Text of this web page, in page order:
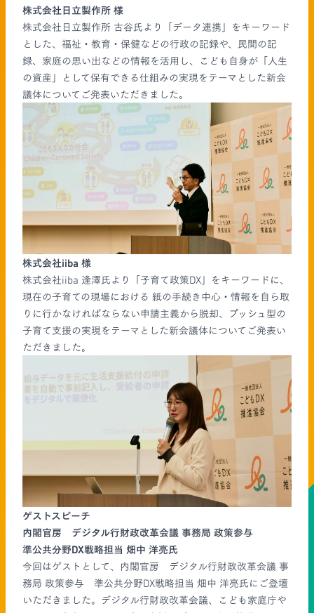
株式会社日立製作所 様
株式会社日立製作所 古谷氏より「データ連携」をキーワード
とした、福祉・教育・保健などの行政の記録や、民間の記
録、家庭の思い出などの情報を活用し、こども自身が「人生
の資産」として保有できる仕組みの実現をテーマとした新会
議体についてご発表いただきました。
株式会社iiba 様
株式会社iiba 逢澤氏より「子育て政策DX」をキーワードに、
現在の子育ての現場における 紙の手続き中心・情報を自ら取
りに行かなければならない申請主義から脱却、プッシュ型の
子育て支援の実現をテーマとした新会議体についてご発表い
ただきました。
ゲストスピーチ
内閣官房 デジタル行財政改革会議 事務局 政策参与
準公共分野DX戦略担当 畑中 洋亮氏
今回はゲストとして、内閣官房 デジタル行財政改革会議 事
務局 政策参与 準公共分野DX戦略担当 畑中 洋亮氏にご登壇
いただきました。デジタル行財政改革会議、こども家庭庁や